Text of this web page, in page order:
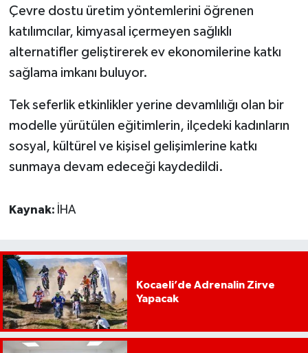
Çevre dostu üretim yöntemlerini öğrenen
katılımcılar, kimyasal içermeyen sağlıklı
alternatifler geliştirerek ev ekonomilerine katkı
sağlama imkanı buluyor.
Tek seferlik etkinlikler yerine devamlılığı olan bir
modelle yürütülen eğitimlerin, ilçedeki kadınların
sosyal, kültürel ve kişisel gelişimlerine katkı
sunmaya devam edeceği kaydedildi.
Kaynak: İHA
Kocaeli’de Adrenalin Zirve
Yapacak